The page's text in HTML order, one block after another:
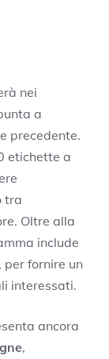
nei
a
precedente.
etichette a
tra
Oltre alla
include
fornire un
interessati.
ancora
,